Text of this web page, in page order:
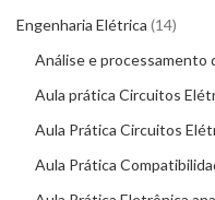
Engenharia Elétrica 14
Análise e processamento
Aula prática Circuitos
Aula Prática Circuitos
Aula Prática